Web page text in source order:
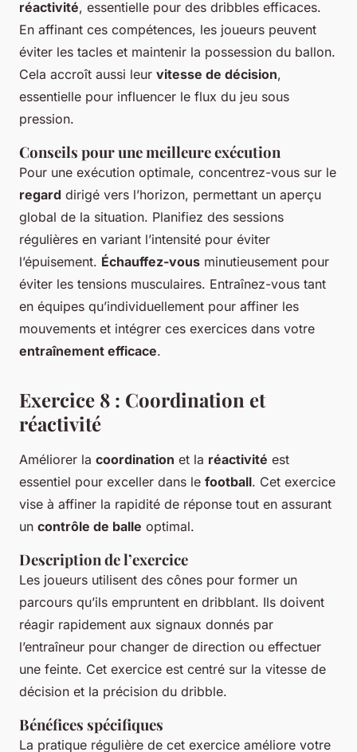
réactivité, essentielle pour des dribbles efficaces.
En affinant ces compétences, les joueurs peuvent
éviter les tacles et maintenir la possession du ballon.
Cela accroît aussi leur vitesse de décision,
essentielle pour influencer le flux du jeu sous
pression.
Conseils pour une meilleure exécution
Pour une exécution optimale, concentrez-vous sur le
regard dirigé vers l’horizon, permettant un aperçu
global de la situation. Planifiez des sessions
régulières en variant l’intensité pour éviter
l’épuisement. Échauffez-vous minutieusement pour
éviter les tensions musculaires. Entraînez-vous tant
en équipes qu’individuellement pour affiner les
mouvements et intégrer ces exercices dans votre
entraînement efficace.
Exercice 8 : Coordination et
réactivité
Améliorer la coordination et la réactivité est
essentiel pour exceller dans le football. Cet exercice
vise à affiner la rapidité de réponse tout en assurant
un contrôle de balle optimal.
Description de l’exercice
Les joueurs utilisent des cônes pour former un
parcours qu’ils empruntent en dribblant. Ils doivent
réagir rapidement aux signaux donnés par
l’entraîneur pour changer de direction ou effectuer
une feinte. Cet exercice est centré sur la vitesse de
décision et la précision du dribble.
Bénéfices spécifiques
La pratique régulière de cet exercice améliore votre